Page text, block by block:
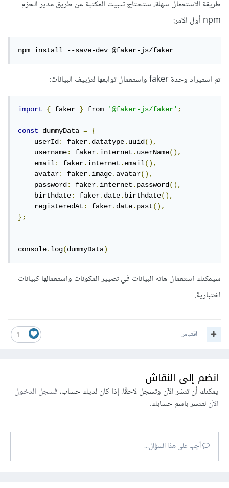
طريقة الاستعمال سهلة، ستحتاج تثبيت المكتبة عن طريق مدير الحزم
npm أول الامر:
npm install --save-dev @faker-js/faker
ثم استيراد وحدة faker واستعمال توابعها لتزييف البيانات:
import { faker } from '@faker-js/faker';
const dummyData =
{
    userId
: faker.datatype.uuid(),
    username
: faker.internet.userName(),
    email
: faker.internet.email(),
    avatar
: faker.image.avatar(),
    password
: faker.internet.password(),
    birthdate
: faker.date.birthdate(),
    registeredAt
: faker.date.past(),
};
console.log(dummyData)
سيمكنك استعمال هاته البيانات في تصيير المكونات واستعمالها كبيانات
اختبارية.
1 اقتباس
انضم إلى النقاش
يمكنك أن تنشر الآن وتسجل لاحقًا. إذا كان لديك حساب،فسجل الدخول
الآنلتنشر باسم حسابك.
أجب على هذا السؤال...